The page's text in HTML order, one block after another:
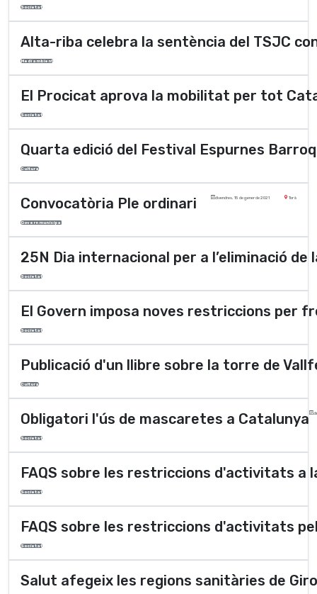
Societat
Alta-riba celebra la sentència del TSJC
Medi ambient
El Procicat aprova la mobilitat per tot
Societat
Quarta edició del Festival Espurnes
Cultura
Convocatòria Ple ordinari divendres, 15 de gener de 2021 Torà
Govern municipal
25N Dia internacional per a l’eliminació de
Societat
El Govern imposa noves restriccions per
Societat
Publicació d'un llibre sobre la torre de
Cultura
Obligatori l'ús de mascaretes a Catalunya
Societat
FAQS sobre les restriccions d'activitats a
Societat
FAQS sobre les restriccions d'activitats
Societat
Salut afegeix les regions sanitàries de